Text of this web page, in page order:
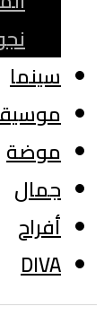
سينما
موضة
جمال
أفراح
DIVA